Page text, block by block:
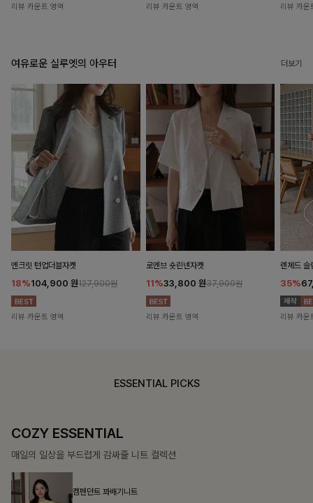
리뷰 카운트 영역 리뷰 카운트 영역 리뷰 카운
여유로운 실루엣의 아우터 더보기
엔크릿 턴업더블자켓
18%104,900 원127,900원
리뷰 카운트 영역
로엔브 숏린넨자켓
11%33,800 원37,900원
리뷰 카운트 영역
렌체드
35%
리뷰 카운
ESSENTIAL PICKS
COZY ESSENTIAL
매일의 일상을 부드럽게 감싸줄 니트 컬렉션
켐펜던트 꽈배기니트